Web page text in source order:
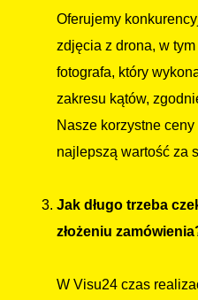
Oferujemy
zdjęcia z drona, w
fotografa, który
zakresu kątów,
Nasze korzystne
najlepszą wartość za
Jak długo trzeba
złożeniu
W Visu24 czas